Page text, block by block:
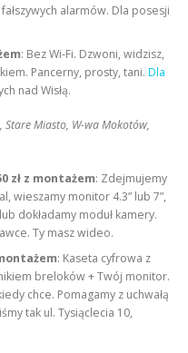
alarmów. Dla posesji
: Bez Wi-Fi. Dzwoni, widzisz,
Pancerny, prosty, tani. Dla
nad Wisłą.
Stare Miasto, W-wa Mokotów,
zł z montażem: Zdejmujemy
wieszamy monitor 4.3” lub 7”,
dokładamy moduł kamery.
Ty masz wideo.
: Kaseta cyfrowa z
breloków + Twój monitor.
chce. Pomagamy z uchwałą
tak ul. Tysiąclecia 10,